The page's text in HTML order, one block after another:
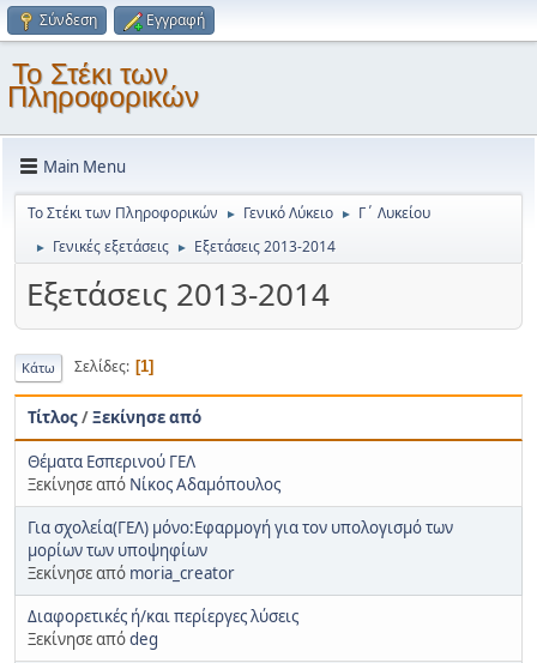
Σύνδεση Εγγραφή
Το Στέκι των
Πληροφορικών
Main Menu
Το Στέκι των Πληροφορικών ► Γενικό Λύκειο ► Γ΄ Λυκείου
► Γενικές εξετάσεις ► Εξετάσεις 2013-2014
Εξετάσεις 2013-2014
Κάτω Σελίδες 1
Τίτλος/Ξεκίνησε από
Θέματα Εσπερινού ΓΕΛ
Ξεκίνησε από Νίκος Αδαμόπουλος
Για σχολεία(ΓΕΛ) μόνο:Εφαρμογή για τον υπολογισμό των
μορίων των υποψηφίων
Ξεκίνησε από moria_creator
Διαφορετικές ή/και περίεργες λύσεις
Ξεκίνησε απόdeg